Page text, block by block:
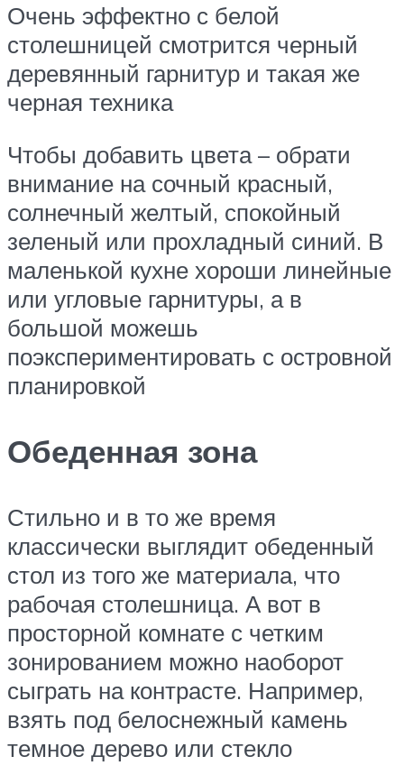
Очень эффектно с белой
столешницей смотрится черный
деревянный гарнитур и такая же
черная техника
Чтобы добавить цвета – обрати
внимание на сочный красный,
солнечный желтый, спокойный
зеленый или прохладный синий. В
маленькой кухне хороши линейные
или угловые гарнитуры, а в
большой можешь
поэкспериментировать с островной
планировкой
Обеденная зона
Стильно и в то же время
классически выглядит обеденный
стол из того же материала, что
рабочая столешница. А вот в
просторной комнате с четким
зонированием можно наоборот
сыграть на контрасте. Например,
взять под белоснежный камень
темное дерево или стекло